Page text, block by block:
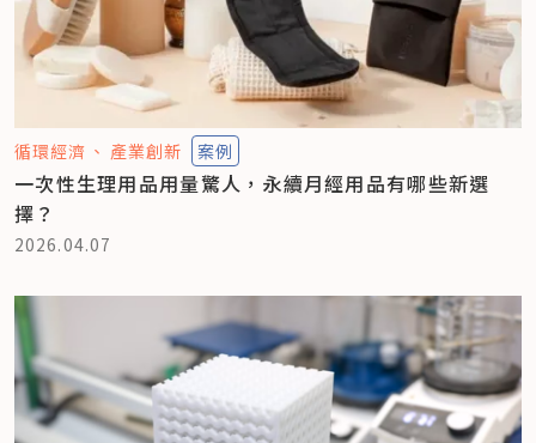
循環經濟 產業創新 案例
一次性生理用品用量驚人，永續月經用品有哪些新選
擇？
2026.04.07